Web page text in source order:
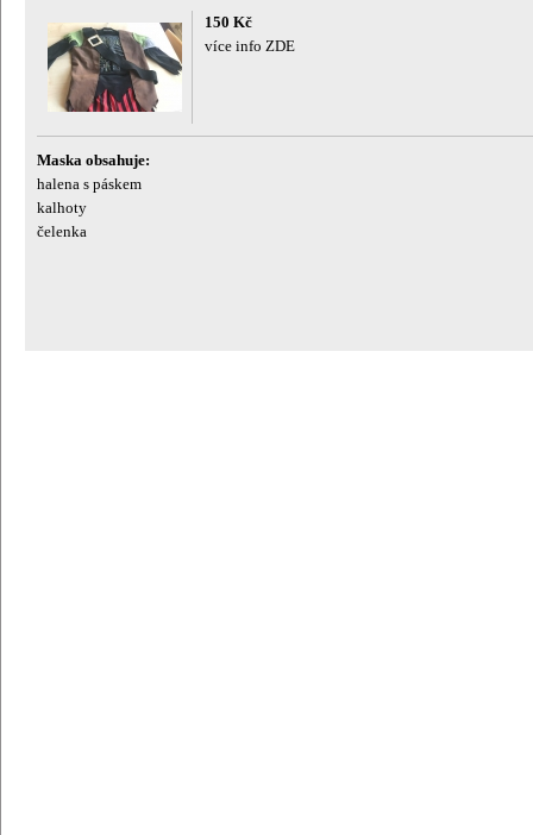
150 Kč
více info ZDE
Maska obsahuje:
halena s páskem
kalhoty
čelenka